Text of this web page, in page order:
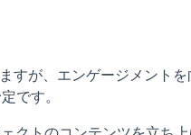
が、エンゲージメン
です。